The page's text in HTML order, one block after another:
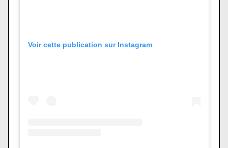
Voir cette publication sur Instagram